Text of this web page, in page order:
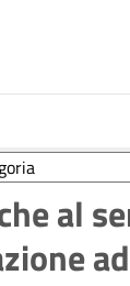
al